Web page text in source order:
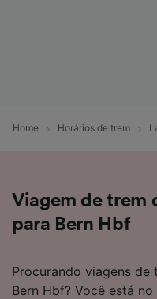
Home Horários de trem
Viagem de trem
para Bern Hbf
Procurando viagens de
Bern Hbf? Você está